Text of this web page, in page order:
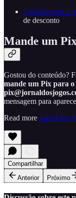
Cuidado com o
de desconto
Mande um
Gostou do conteúdo?
mande um Pix para
mensagem para
Read more Jornal dos
Compartilhar
Anterior
Próximo